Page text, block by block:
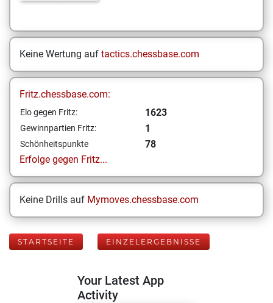
Keine Wertung auf tactics.chessbase.com
Fritz.chessbase.com:
Elo gegen Fritz: 1623
Gewinnpartien Fritz: 1
Schönheitspunkte
78
Erfolge gegen Fritz...
Keine Drills auf Mymoves.chessbase.com
STARTSEITE EINZELERGEBNISSE
Your Latest App
Activity